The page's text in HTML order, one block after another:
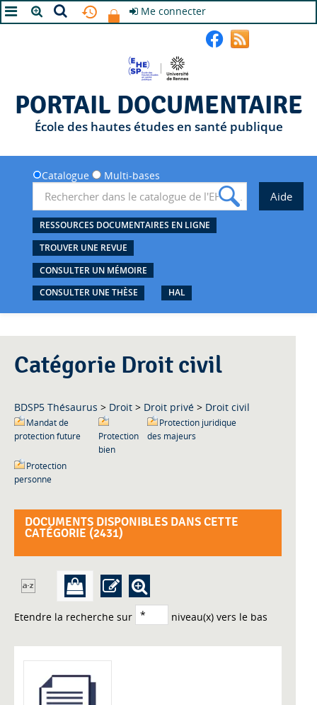
Me connecter
PORTAIL DOCUMENTAIRE
École des hautes études en santé publique
Catalogue Multi-bases
RESSOURCES DOCUMENTAIRES EN LIGNE
TROUVER UNE REVUE
CONSULTER UN MÉMOIRE
CONSULTER UNE THÈSE
HAL
Catégorie Droit civil
BDSP5 Thésaurus > Droit > Droit privé > Droit civil
Mandat de
protection future
Protection
bien
Protection juridique
des majeurs
Protection
personne
DOCUMENTS DISPONIBLES DANS CETTE
CATÉGORIE (2431)
Etendre la recherche sur niveau(x) vers le bas